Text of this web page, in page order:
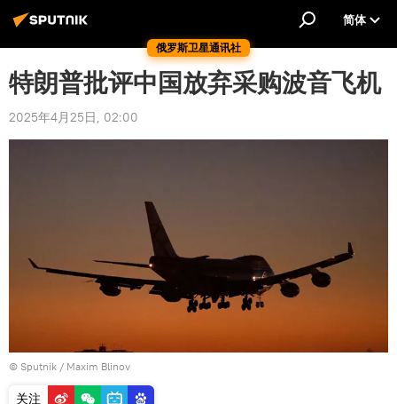
俄罗斯卫星通讯社
简体
特朗普批评中国放弃采购波音飞机
2025年4月25日, 02:00
© Sputnik / Maxim Blinov
关注